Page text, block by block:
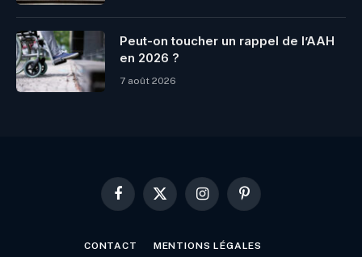
Peut-on toucher un rappel de l’AAH
en 2026 ?
7 août 2026
Facebook
X
InstagramPinterest
CONTACT MENTIONS LÉGALES